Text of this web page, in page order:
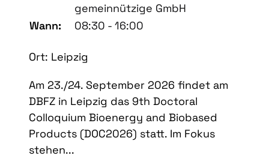
gemeinnützige GmbH
Wann:
08:30 - 16:00
Ort: Leipzig
Am 23./24. September 2026 findet am
DBFZ in Leipzig das 9th Doctoral
Colloquium Bioenergy and Biobased
Products (DOC2026) statt. Im Fokus
stehen...